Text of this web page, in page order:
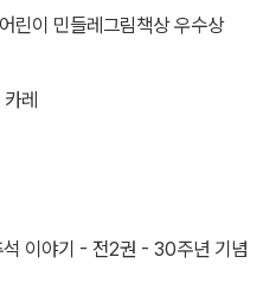
린이 민들레그림책상 우수상
레
이야기 - 전2권 - 30주년 기념